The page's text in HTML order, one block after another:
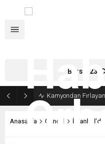
Bursa, 23 °C
Anasayfa Güncel